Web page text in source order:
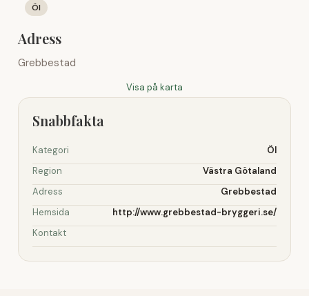
Öl
Adress
Grebbestad
Visa på karta
Snabbfakta
Kategori
Öl
Region
Västra Götaland
Adress
Grebbestad
Hemsida
http://www.grebbestad-bryggeri.se/
Kontakt